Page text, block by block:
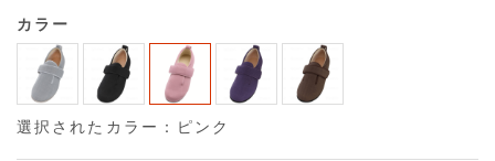
カラー
選択されたカラー：ピンク